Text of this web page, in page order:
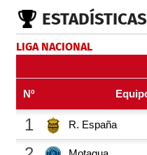
ESTADÍSTICAS
LIGA NACIONAL